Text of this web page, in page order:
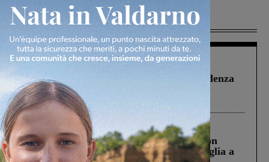
Più lette
Figline Incisa Valdarno 1 Agosto 2026
Piscina di Figline finanziata oltre la scadenza
Pnrr, il gruppo di Fratelli d’Italia: “Un
ringraziamento al Governo”
Cronaca 3 Agosto 2026
Scomparso da una struttura di Castiglion
Fiorentino l’uomo che aveva ucciso la figlia a